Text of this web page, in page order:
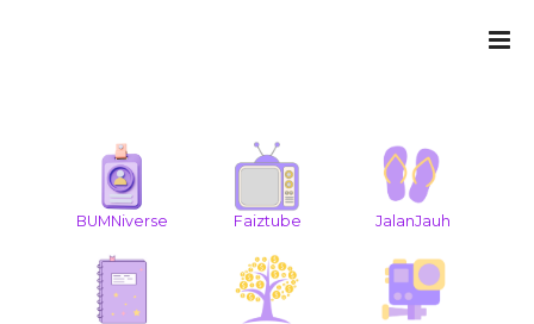
BUMNiverse Faiztube JalanJauh